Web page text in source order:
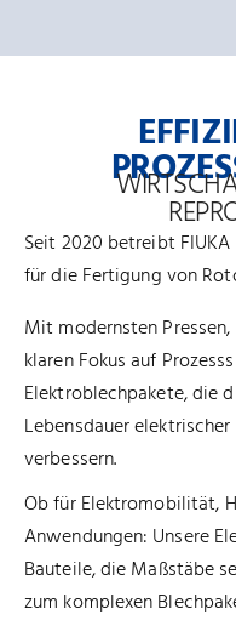
Seit 2020 betreibt
für die Fertigung von
Mit modernsten
klaren Fokus auf
Elektroblechpakete, die
Lebensdauer
verbessern.
Ob für Elektromobilität,
Anwendungen: Unsere
Bauteile, die Maßstäbe
zum komplexen